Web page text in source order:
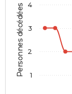
Personnes décédées 1
2
3
4